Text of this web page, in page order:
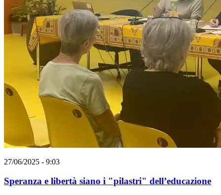
27/06/2025 - 9:03
Speranza e libertà siano i "pilastri" dell’educazione